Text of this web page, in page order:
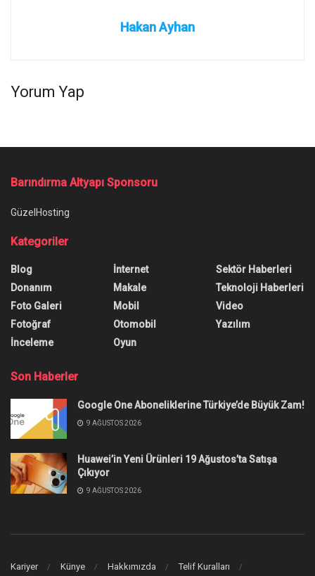
Hakan Ayhan
Yorum Yap
Barındırma Altyapı Sponsoru
GüzelHosting
Kategoriler
Blog
Donanım
Foto Galeri
Fotoğraf
İnceleme
İnternet
Makale
Mobil
Otomobil
Oyun
Sektör Haberleri
Teknoloji Haberleri
Video
Yazılım
Son Haberler
Google One Aboneliklerine Türkiye’de Büyük Zam!
9 AĞUSTOS 2026
Huawei’in Yeni Ürünleri 19 Ağustos’ta Satışa
Çıkıyor
9 AĞUSTOS 2026
Kariyer Künye Hakkımızda
Telif Kuralları